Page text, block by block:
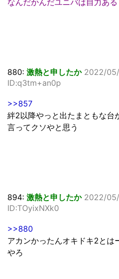
なんだかんだユニバは自力ある
880: 激熱と申したか 2022/
ID:q3tm+an0p
>>857
絆2以降やっと出たまともな台
言ってクソやと思う
894: 激熱と申したか 2022/
ID:TOyixNXk0
>>880
アカンかったんオキドキ2とは
やろ